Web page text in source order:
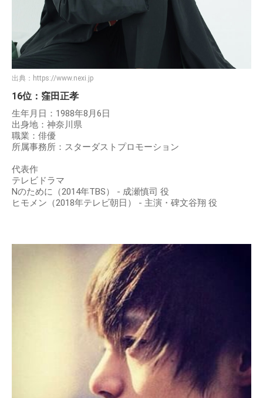
出典： https://www.nexi.jp
16位：窪田正孝
生年月日：1988年8月6日
出身地：神奈川県
職業：俳優
所属事務所：スターダストプロモーション
代表作
テレビドラマ
Nのために（2014年TBS） - 成瀬慎司 役
ヒモメン（2018年テレビ朝日） - 主演・碑文谷翔 役